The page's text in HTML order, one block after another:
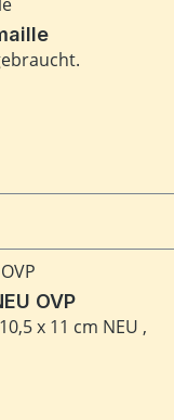
OVP
x 11 cm NEU ,